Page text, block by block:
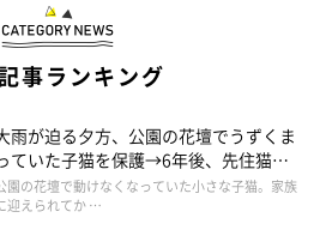
事ランキング
雨が迫る夕方、公園の花壇でうずくま
ていた子猫を保護→6年後、先住猫
“姉妹”のような関係に
園の花壇で動けなくなっていた小さな子猫。家族
迎えられてか …